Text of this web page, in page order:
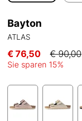
Bayton
ATLAS
€ 76,50 € 90,00
Sie sparen 15%